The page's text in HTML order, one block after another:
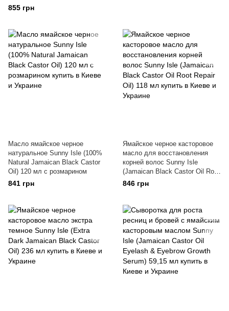
855 грн
Масло ямайское черное
натуральное Sunny Isle (100%
Natural Jamaican Black Castor
Oil) 120 мл с розмарином
841 грн
Ямайское черное касторовое
масло для восстановления
корней волос Sunny Isle
(Jamaican Black Castor Oil Root
Repair Oil) 118 мл
846 грн